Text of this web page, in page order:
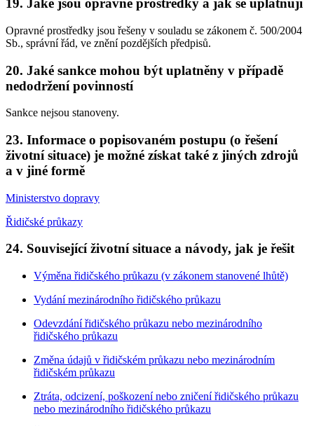
19. Jaké jsou opravné prostředky a jak se uplatňují
Opravné prostředky jsou řešeny v souladu se zákonem č. 500/2004
Sb., správní řád, ve znění pozdějších předpisů.
20. Jaké sankce mohou být uplatněny v případě
nedodržení povinností
Sankce nejsou stanoveny.
23. Informace o popisovaném postupu (o řešení
životní situace) je možné získat také z jiných zdrojů
a v jiné formě
Ministerstvo dopravy
Řidičské průkazy
24. Související životní situace a návody, jak je řešit
Výměna řidičského průkazu (v zákonem stanovené lhůtě)
Vydání mezinárodního řidičského průkazu
Odevzdání řidičského průkazu nebo mezinárodního
řidičského průkazu
Změna údajů v řidičském průkazu nebo mezinárodním
řidičském průkazu
Ztráta, odcizení, poškození nebo zničení řidičského průkazu
nebo mezinárodního řidičského průkazu